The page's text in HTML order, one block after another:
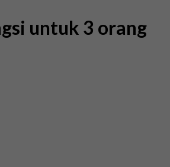
untuk 3 orang